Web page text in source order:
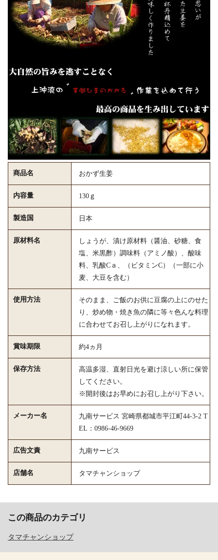
商品名 おかず生姜
内容量 130ｇ
製造国 日本
原材料名
しょうが、漬け原材料（醤油、砂糖、食
塩、米黒酢）調味料（アミノ酸）、酸味
料、乳酸Cａ、（ビタミンC）（一部に小
麦、大豆を含む）
使用方法
そのまま、ご飯のお供に豆腐の上にのせた
り、炒め物・焼き魚の隣に等々色んな料理
に合わせてお召し上がりになれます。
賞味期限 約4ヵ月
保存方法
高温多湿、直射日光を避け涼しい所に保管
してください。
※開封後はお早めにお召し上がり下さい。
メーカー名
九南サービス 宮崎県都城市平江町44-3-2 T
EL：0986-46-9669
広告文責 九南サービス
店舗名 タマチャンショップ
この商品のカテゴリ
タマチャンショップ